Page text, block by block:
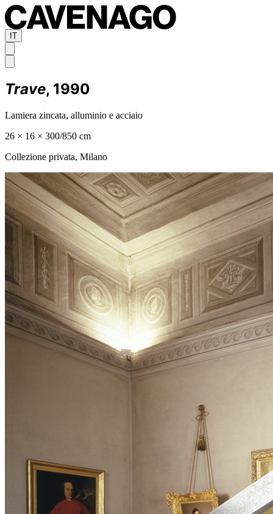
IT
Trave, 1990
Lamiera zincata, alluminio e acciaio
26 × 16 × 300/850 cm
Collezione privata, Milano